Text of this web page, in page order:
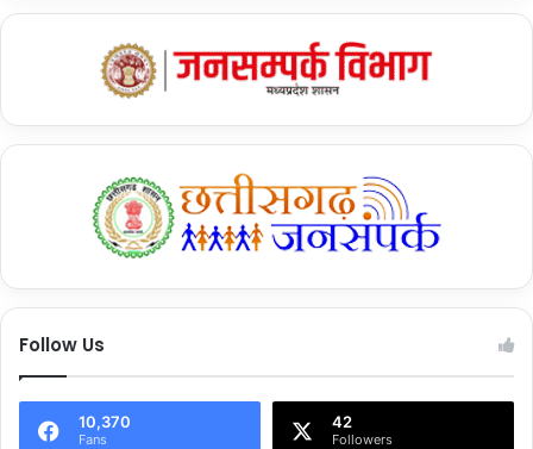
Follow Us
10,370
Fans
42
Followers